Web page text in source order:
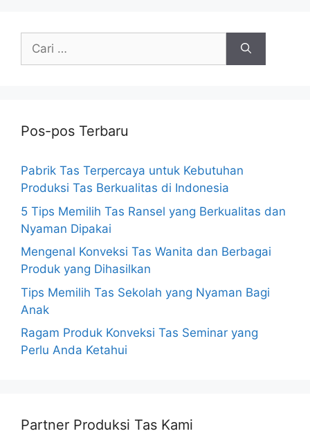
Cari
Pos-pos Terbaru
Pabrik Tas Terpercaya untuk Kebutuhan
Produksi Tas Berkualitas di Indonesia
5 Tips Memilih Tas Ransel yang Berkualitas dan
Nyaman Dipakai
Mengenal Konveksi Tas Wanita dan Berbagai
Produk yang Dihasilkan
Tips Memilih Tas Sekolah yang Nyaman Bagi
Anak
Ragam Produk Konveksi Tas Seminar yang
Perlu Anda Ketahui
Partner Produksi Tas Kami